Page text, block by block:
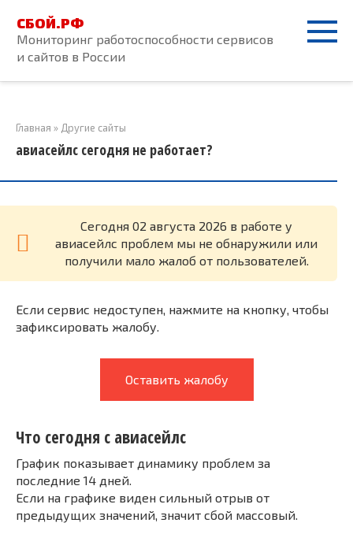
контенту
СБОЙ.РФ
Мониторинг работоспособности сервисов
и сайтов в России
Главная » Другие сайты
авиасейлс сегодня не работает?
Cегодня 02 августа 2026 в работе у
авиасейлс проблем мы не обнаружили или
получили мало жалоб от пользователей.
Если сервис недоступен, нажмите на кнопку, чтобы
зафиксировать жалобу.
Оставить жалобу
Что сегодня с авиасейлс
График показывает динамику проблем за
последние 14 дней.
Если на графике виден сильный отрыв от
предыдущих значений, значит сбой массовый.